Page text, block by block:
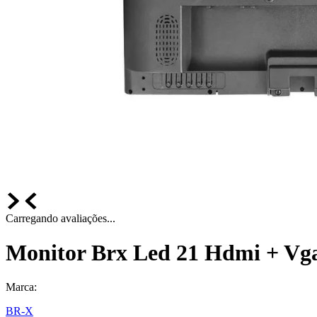
Carregando avaliações...
Monitor Brx Led 21 Hdmi +
Marca:
BR-X